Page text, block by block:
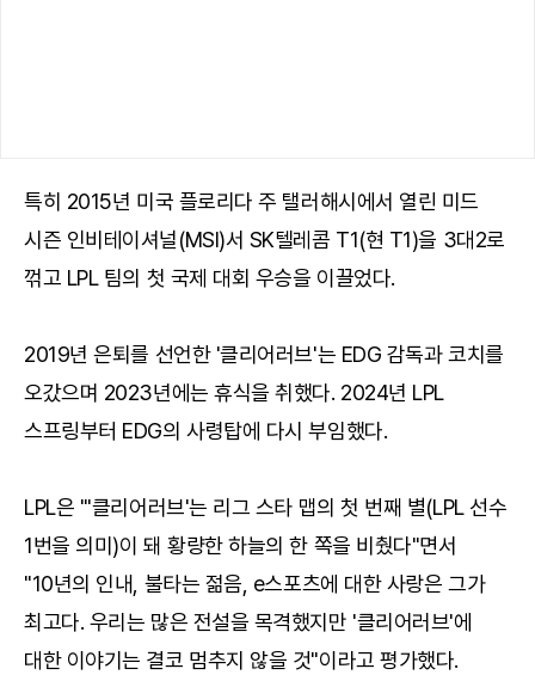
특히 2015년 미국 플로리다 주 탤러해시에서 열린 미드
시즌 인비테이셔널(MSI)서 SK텔레콤 T1(현 T1)을 3대2로
꺾고 LPL 팀의 첫 국제 대회 우승을 이끌었다.
2019년 은퇴를 선언한 '클리어러브'는 EDG 감독과 코치를
오갔으며 2023년에는 휴식을 취했다. 2024년 LPL
스프링부터 EDG의 사령탑에 다시 부임했다.
LPL은 "'클리어러브'는 리그 스타 맵의 첫 번째 별(LPL 선수
1번을 의미)이 돼 황량한 하늘의 한 쪽을 비췄다"면서
"10년의 인내, 불타는 젊음, e스포츠에 대한 사랑은 그가
최고다. 우리는 많은 전설을 목격했지만 '클리어러브'에
대한 이야기는 결코 멈추지 않을 것"이라고 평가했다.